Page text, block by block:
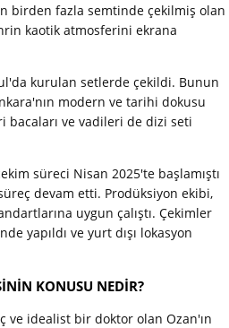
birden fazla semtinde çekilmiş olan
kaotik atmosferini ekrana
kurulan setlerde çekildi. Bunun
modern ve tarihi dokusu
bacaları ve vadileri de dizi seti
süreci Nisan 2025'te başlamıştı
devam etti. Prodüksiyon ekibi,
uygun çalıştı. Çekimler
yapıldı ve yurt dışı lokasyon
KONUSU NEDİR?
ve idealist bir doktor olan Ozan'ın